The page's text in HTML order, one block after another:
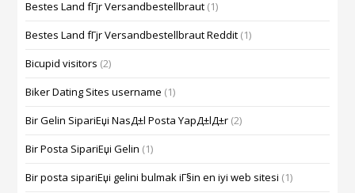
Bestes Land fГјr Versandbestellbraut (1)
Bestes Land fГјr Versandbestellbraut Reddit (1)
Bicupid visitors (2)
Biker Dating Sites username (1)
Bir Gelin SipariЕџi NasД±l Posta YapД±lД±r (2)
Bir Posta SipariЕџi Gelin (1)
Bir posta sipariЕџi gelini bulmak iГ§in en iyi web sitesi (1)